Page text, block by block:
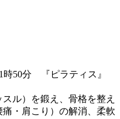
時50分 『ピラティス』
ル）を鍛え、骨格を整え
・肩こり）の解消、柔軟